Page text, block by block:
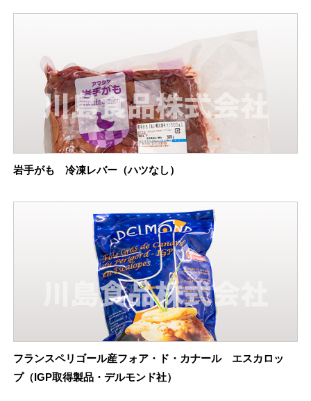
岩手がも 冷凍レバー（ハツなし）
フランスペリゴール産フォア・ド・カナール エスカロッ
プ（IGP取得製品・デルモンド社）